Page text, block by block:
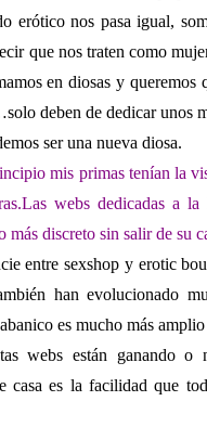
erótico nos pasa igual,
que nos traten como
en diosas y queremos
deben de dedicar unos
ser una nueva diosa.
mis primas tenían la
websdedicadas a
más discreto sin salir de su
entre sexshop y erotic
han evolucionado
es mucho más
webs están ganando o
casa es la facilidad que